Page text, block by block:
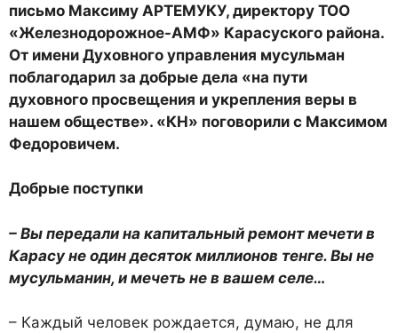
письмо Максиму АРТЕМУКУ, директору ТОО
«Железнодорожное-АМФ» Карасуского района.
От имени Духовного управления мусульман
поблагодарил за добрые дела «на пути
духовного просвещения и укрепления веры в
нашем обществе». «КН» поговорили с Максимом
Федоровичем.
Добрые поступки
– Вы передали на капитальный ремонт мечети в
Карасу не один десяток миллионов тенге. Вы не
мусульманин, и мечеть не в вашем селе…
– Каждый человек рождается, думаю, не для